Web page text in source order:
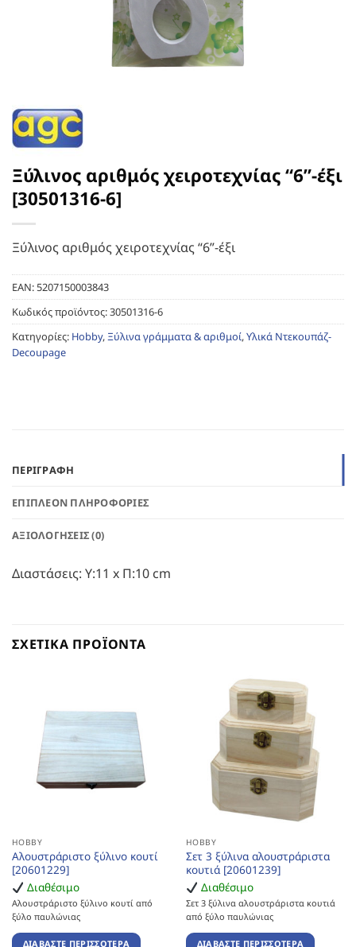
Ξύλινος αριθμός χειροτεχνίας “6”-έξι
[30501316-6]
Ξύλινος αριθμός χειροτεχνίας “6”-έξι
EAN:5207150003843
Κωδικός προϊόντος:30501316-6
Κατηγορίες: Hobby,Ξύλινα γράμματα & αριθμοί,Υλικά Ντεκουπάζ-
Decoupage
ΠΕΡΙΓΡΑΦΉ
ΕΠΙΠΛΈΟΝ ΠΛΗΡΟΦΟΡΊΕΣ
ΑΞΙΟΛΟΓΉΣΕΙΣ (0)
Διαστάσεις: Υ:11 x Π:10 cm
ΣΧΕΤΙΚΆ ΠΡΟΪΌΝΤΑ
HOBBY
Αλουστράριστο ξύλινο κουτί
[20601229]
Διαθέσιμο
Αλουστράριστο ξύλινο κουτί από
ξύλο παυλώνιας
ΔΙΑΒΆΣΤΕ ΠΕΡΙΣΣΌΤΕΡΑ
HOBBY
Σετ 3 ξύλινα αλουστράριστα
κουτιά [20601239]
Διαθέσιμο
Σετ 3 ξύλινα αλουστράριστα κουτιά
από ξύλο παυλώνιας
ΔΙΑΒΆΣΤΕ ΠΕΡΙΣΣΌΤΕΡΑ